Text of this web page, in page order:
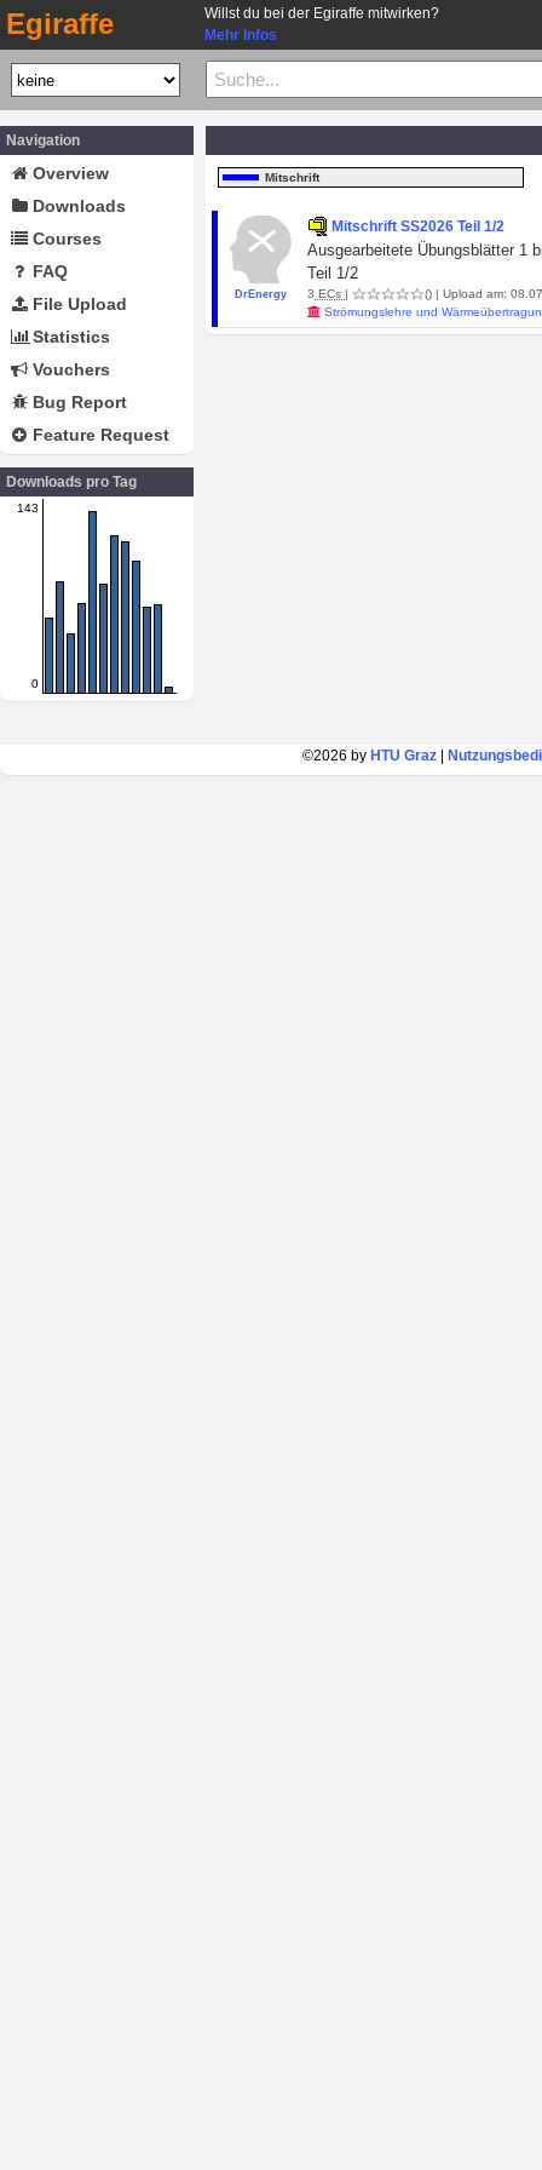
Egiraffe
Willst du bei der Egiraffe mitwirken?
Mehr Infos
Navigation
Overview
Downloads
Courses
FAQ
File Upload
Statistics
Vouchers
Bug Report
Feature Request
Downloads pro Tag
143
0
Mitschrift
DrEnergy
Mitschrift SS2026 Teil 1/2
Ausgearbeitete Übungsblätter 1
Teil 1/2
3 ECs | () | Upload am:
Strömungslehre und
©2026 by HTU Graz|